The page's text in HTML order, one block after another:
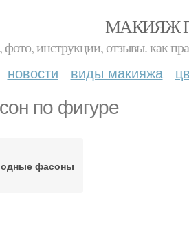
МАКИЯЖ
фото, инструкции, отзывы. как
новости виды макияжа
по фигуре
фасоны